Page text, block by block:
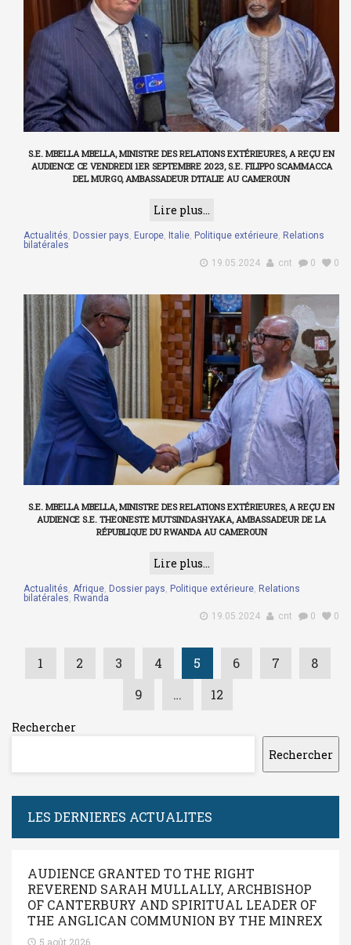
S.E. MBELLA MBELLA, MINISTRE DES RELATIONS EXTÉRIEURES, A REÇU EN
AUDIENCE CE VENDREDI 1ER SEPTEMBRE 2023, S.E. FILIPPO SCAMMACCA
DEL MURGO, AMBASSADEUR D’ITALIE AU CAMEROUN
Lire plus...
Actualités Dossier pays Europe Italie Politique extérieure Relations
bilatérales
19.05.2024
cnt 0 0
S.E. MBELLA MBELLA, MINISTRE DES RELATIONS EXTÉRIEURES, A REÇU EN
AUDIENCE S.E. THEONESTE MUTSINDASHYAKA, AMBASSADEUR DE LA
RÉPUBLIQUE DU RWANDA AU CAMEROUN
Lire plus...
Actualités, Afrique, Dossier pays, Politique extérieure, Relations
bilatérales, Rwanda
19.05.2024
cnt 0 0
1 2 3 4 5 6 7
8
9
… 12
Rechercher
Rechercher
LES DERNIERES ACTUALITES
AUDIENCE GRANTED TO THE RIGHT
REVEREND SARAH MULLALLY, ARCHBISHOP
OF CANTERBURY AND SPIRITUAL LEADER OF
THE ANGLICAN COMMUNION BY THE MINREX
5 août 2026